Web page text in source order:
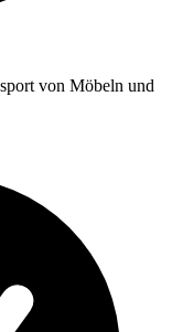
von Möbeln und